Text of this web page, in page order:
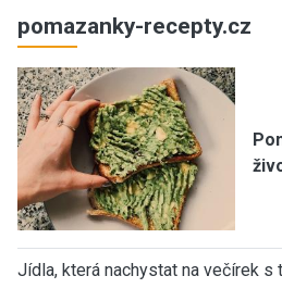
pomazanky-recepty.cz
Jídla, která nachystat na večírek s